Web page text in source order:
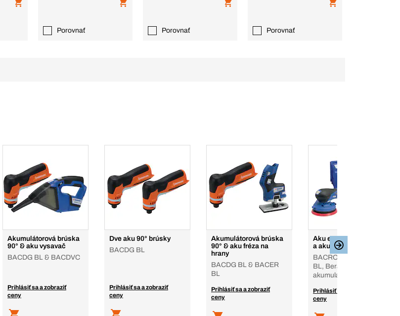
Porovnať Porovnať Porovnať
Akumulátorová brúska
90° & aku vysavač
BACDG BL & BACDVC
Prihlásiť sa a zobraziť
ceny
Dve aku 90° brúsky
BACDG BL
Prihlásiť sa a zobraziť
ceny
Akumulátorová brúska
90° & aku fréza na
hrany
BACDG BL & BACER
BL
Prihlásiť sa a zobraziť
ceny
Aku excentrická brúska
a aku hoblík 12 V
BACROS BL & BACP
BL, Bera-Clic, bez
akumulátora, nabíjačky
Prihlásiť sa a zobraziť
ceny